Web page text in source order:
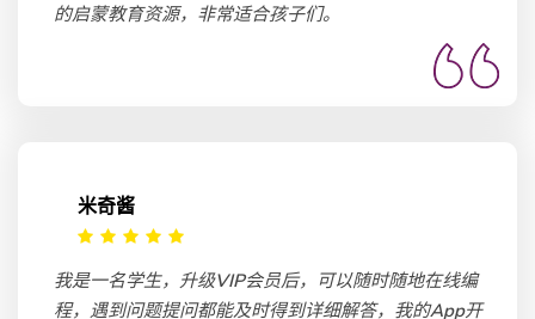
的启蒙教育资源，非常适合孩子们。
米奇酱
我是一名学生，升级VIP会员后，可以随时随地在线编
程，遇到问题提问都能及时得到详细解答，我的App开